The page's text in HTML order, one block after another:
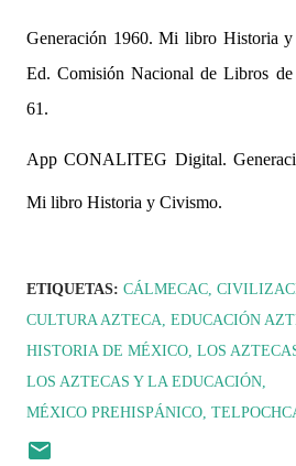
Generación 1960. Mi libro Historia
Ed. Comisión Nacional de Libros
61.
App CONALITEG Digital.
Mi libro Historia y Civismo.
ETIQUETAS: CÁLMECAC
CULTURA AZTECA EDUCACIÓN
HISTORIA DE MÉXICO LOS
LOS AZTECAS Y LA EDUCACIÓN
MÉXICO PREHISPÁNICO